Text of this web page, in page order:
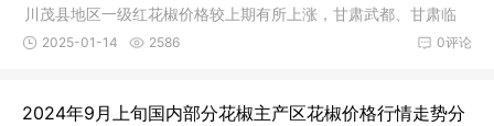
夏、秦安等地价格下跌；重庆江津、
川茂县地区一级红花椒价格较上期有所上涨，甘肃武都、甘肃临
夏、甘肃甘谷、四川汉源地区一级红花椒价格较上期有所下跌，
涨。表1 全国各主产区花椒批发均价图1 部分特级红花椒产区批发
0评论
2025-01-14 2586
2024年9月上旬国内部分花椒主产区花椒价格行情走势分